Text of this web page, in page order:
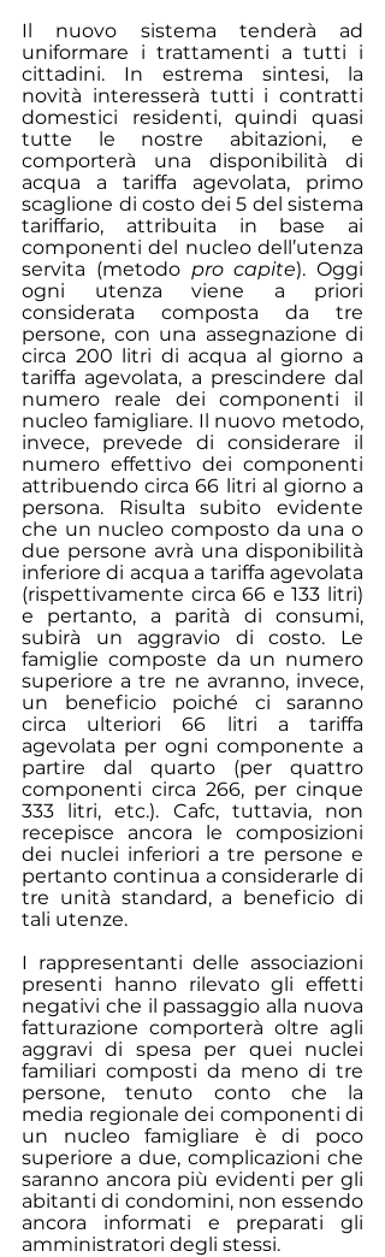
Il nuovo sistema tenderà ad
uniformare i trattamenti a tutti i
cittadini. In estrema sintesi, la
novità interesserà tutti i contratti
domestici residenti, quindi quasi
tutte le nostre abitazioni, e
comporterà una disponibilità di
acqua a tariffa agevolata, primo
scaglione di costo dei 5 del sistema
tariffario, attribuita in base ai
componenti del nucleo dell’utenza
servita (metodo pro capite). Oggi
ogni utenza viene a priori
considerata composta da tre
persone, con una assegnazione di
circa 200 litri di acqua al giorno a
tariffa agevolata, a prescindere dal
numero reale dei componenti il
nucleo famigliare. Il nuovo metodo,
invece, prevede di considerare il
numero effettivo dei componenti
attribuendo circa 66 litri al giorno a
persona. Risulta subito evidente
che un nucleo composto da una o
due persone avrà una disponibilità
inferiore di acqua a tariffa agevolata
(rispettivamente circa 66 e 133 litri)
e pertanto, a parità di consumi,
subirà un aggravio di costo. Le
famiglie composte da un numero
superiore a tre ne avranno, invece,
un beneficio poiché ci saranno
circa ulteriori 66 litri a tariffa
agevolata per ogni componente a
partire dal quarto (per quattro
componenti circa 266, per cinque
333 litri, etc.). Cafc, tuttavia, non
recepisce ancora le composizioni
dei nuclei inferiori a tre persone e
pertanto continua a considerarle di
tre unità standard, a beneficio di
tali utenze.
I rappresentanti delle associazioni
presenti hanno rilevato gli effetti
negativi che il passaggio alla nuova
fatturazione comporterà oltre agli
aggravi di spesa per quei nuclei
familiari composti da meno di tre
persone, tenuto conto che la
media regionale dei componenti di
un nucleo famigliare è di poco
superiore a due, complicazioni che
saranno ancora più evidenti per gli
abitanti di condomini, non essendo
ancora informati e preparati gli
amministratori degli stessi.